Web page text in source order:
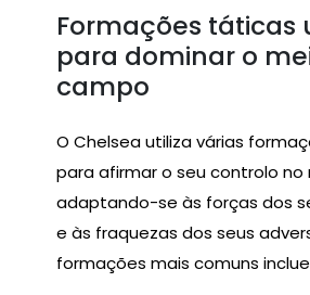
Formações táticas
para dominar o
campo
O Chelsea utiliza várias
para afirmar o seu controlo
adaptando-se às forças dos
e às fraquezas dos seus
formações mais comuns